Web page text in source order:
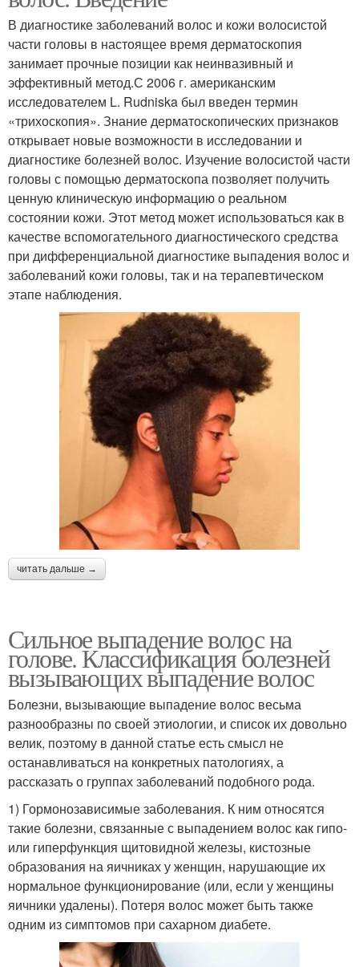
В диагностике заболеваний волос и кожи волосистой
части головы в настоящее время дерматоскопия
занимает прочные позиции как неинвазивный и
эффективный метод.С 2006 г. американским
исследователем L. Rudniska был введен термин
«трихоскопия». Знание дерматоскопических признаков
открывает новые возможности в исследовании и
диагностике болезней волос. Изучение волосистой части
головы с помощью дерматоскопа позволяет получить
ценную клиническую информацию о реальном
состоянии кожи. Этот метод может использоваться как в
качестве вспомогательного диагностического средства
при дифференциальной диагностике выпадения волос и
заболеваний кожи головы, так и на терапевтическом
этапе наблюдения.
читать дальше →
Сильное выпадение волос на
голове. Классификация болезней
вызывающих выпадение волос
Болезни, вызывающие выпадение волос весьма
разнообразны по своей этиологии, и список их довольно
велик, поэтому в данной статье есть смысл не
останавливаться на конкретных патологиях, а
рассказать о группах заболеваний подобного рода.
1) Гормонозависимые заболевания. К ним относятся
такие болезни, связанные с выпадением волос как гипо-
или гиперфункция щитовидной железы, кистозные
образования на яичниках у женщин, нарушающие их
нормальное функционирование (или, если у женщины
яичники удалены). Потеря волос может быть также
одним из симптомов при сахарном диабете.